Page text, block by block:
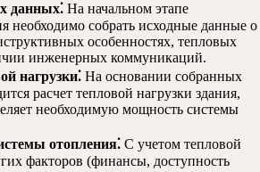
данных⁚ На начальном этапе
необходимо собрать исходные данные о
особенностях, тепловых
инженерных коммуникаций.
нагрузки⁚ На основании собранных
расчет тепловой нагрузки здания,
необходимую мощность системы
отопления⁚ С учетом тепловой
факторов (финансы, доступность